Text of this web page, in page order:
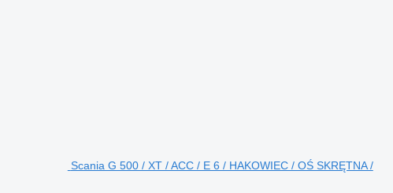
Scania G 500 / XT / ACC / E 6 / HAKOWIEC / OŚ SKRĘTNA /